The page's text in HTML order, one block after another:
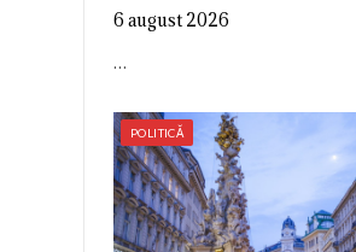
6 august 2026
…
POLITICĂ